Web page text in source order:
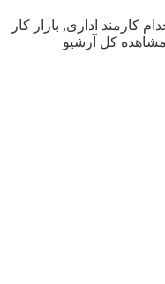
کارمند اداری, بازار کار
کل آرشیو